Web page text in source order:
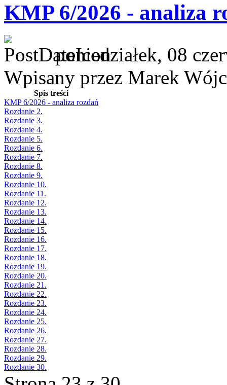
KMP 6/2026 - analiza
poniedziałek, 08
Wpisany przez Marek
Spis treści
KMP 6/2026 - analiza rozdań
Rozdanie 2.
Rozdanie 3.
Rozdanie 4.
Rozdanie 5.
Rozdanie 6.
Rozdanie 7.
Rozdanie 8.
Rozdanie 9.
Rozdanie 10.
Rozdanie 11.
Rozdanie 12.
Rozdanie 13.
Rozdanie 14.
Rozdanie 15.
Rozdanie 16.
Rozdanie 17.
Rozdanie 18.
Rozdanie 19.
Rozdanie 20.
Rozdanie 21.
Rozdanie 22.
Rozdanie 23.
Rozdanie 24.
Rozdanie 25.
Rozdanie 26.
Rozdanie 27.
Rozdanie 28.
Rozdanie 29.
Rozdanie 30.